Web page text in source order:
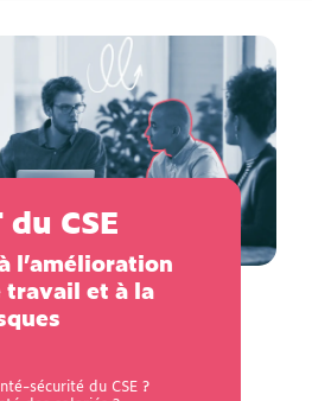
CSE
l’amélioration
travail et à la
sécurité du CSE ?